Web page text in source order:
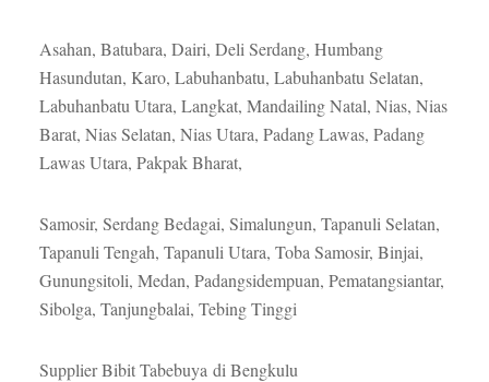
Asahan, Batubara, Dairi, Deli Serdang, Humbang
Hasundutan, Karo, Labuhanbatu, Labuhanbatu Selatan,
Labuhanbatu Utara, Langkat, Mandailing Natal, Nias, Nias
Barat, Nias Selatan, Nias Utara, Padang Lawas, Padang
Lawas Utara, Pakpak Bharat,
Samosir, Serdang Bedagai, Simalungun, Tapanuli Selatan,
Tapanuli Tengah, Tapanuli Utara, Toba Samosir, Binjai,
Gunungsitoli, Medan, Padangsidempuan, Pematangsiantar,
Sibolga, Tanjungbalai, Tebing Tinggi
Supplier Bibit Tabebuya di Bengkulu